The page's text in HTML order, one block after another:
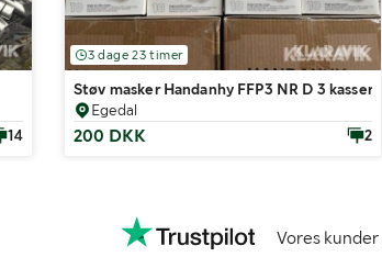
14
3 dage 23 timer
Støv masker Handanhy FFP3 NR D 3 kasser
Egedal
200 DKK 2
Vores kunder